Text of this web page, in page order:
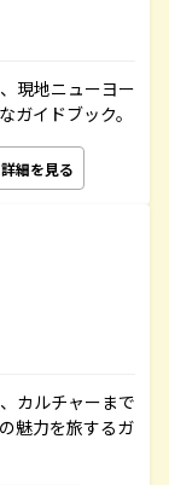
現地ニューヨー
イドブック。
詳細を見る
カルチャーまで
魅力を旅するガ